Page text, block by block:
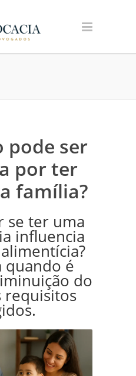
pode ser
por ter
família?
se ter uma
influencia
quando é
do
requisitos